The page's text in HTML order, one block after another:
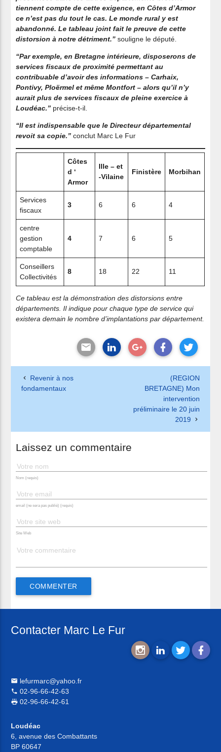
tiennent compte de cette exigence, en Côtes d’Armor
ce n’est pas du tout le cas. Le monde rural y est
abandonné. Le tableau joint fait le preuve de cette
distorsion à notre détriment.” souligne le député.
“Par exemple, en Bretagne intérieure, disposerons de
services fiscaux de proximité permettant au
contribuable d’avoir des informations – Carhaix,
Pontivy, Ploërmel et même Montfort – alors qu’il n’y
aurait plus de services fiscaux de pleine exercice à
Loudéac.” précise-t-il.
“Il est indispensable que le Directeur départemental
revoit sa copie.” conclut Marc Le Fur
Côtes
d ‘
Armor
Ille – et
-Vilaine
Finistère Morbihan
Services
fiscaux
3 6 6 4
centre
gestion
comptable
4 7 6 5
Conseillers
Collectivités
8 18 22 11
Ce tableau est la démonstration des distorsions entre
départements. Il indique pour chaque type de service qui
existera demain le nombre d’implantations par département.
Revenir à nos
fondamentaux
(REGION
BRETAGNE) Mon
intervention
préliminaire le 20 juin
2019
Laissez un commentaire
Nom (requis)
email (ne sera pas publié) (requis)
Site Web
Contacter Marc Le Fur
lefurmarc@yahoo.fr
02-96-66-42-63
02-96-66-42-61
Loudéac
6, avenue des Combattants
BP 60647